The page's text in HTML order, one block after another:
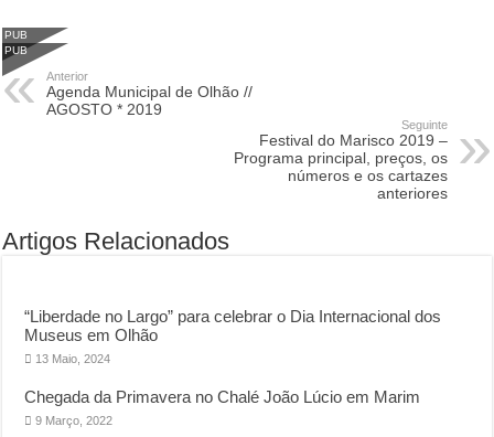
PUB
PUB
Anterior
Agenda Municipal de Olhão //
AGOSTO * 2019
Seguinte
Festival do Marisco 2019 –
Programa principal, preços, os
números e os cartazes
anteriores
Artigos Relacionados
“Liberdade no Largo” para celebrar o Dia Internacional dos
Museus em Olhão
13 Maio, 2024
Chegada da Primavera no Chalé João Lúcio em Marim
9 Março, 2022